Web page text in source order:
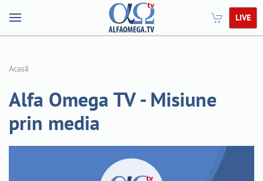
LIVE
Acasă
Alfa Omega TV - Misiune
prin media